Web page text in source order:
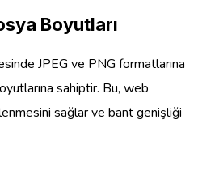
Boyutları
JPEG ve PNG formatlarına
sahiptir. Bu, web
sağlar ve bant genişliği